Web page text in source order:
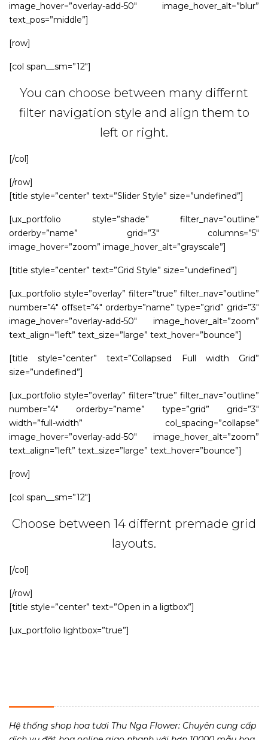
image_hover=”overlay-add-50″ image_hover_alt=”blur”
text_pos=”middle”]
[row]
[col span__sm=”12″]
You can choose between many differnt
filter navigation style and align them to
left or right.
[/col]
[/row]
[title style=”center” text=”Slider Style” size=”undefined”]
[ux_portfolio style=”shade” filter_nav=”outline”
orderby=”name” grid=”3″ columns=”5″
image_hover=”zoom” image_hover_alt=”grayscale”]
[title style=”center” text=”Grid Style” size=”undefined”]
[ux_portfolio style=”overlay” filter=”true” filter_nav=”outline”
number=”4″ offset=”4″ orderby=”name” type=”grid” grid=”3″
image_hover=”overlay-add-50″ image_hover_alt=”zoom”
text_align=”left” text_size=”large” text_hover=”bounce”]
[title style=”center” text=”Collapsed Full width Grid”
size=”undefined”]
[ux_portfolio style=”overlay” filter=”true” filter_nav=”outline”
number=”4″ orderby=”name” type=”grid” grid=”3″
width=”full-width” col_spacing=”collapse”
image_hover=”overlay-add-50″ image_hover_alt=”zoom”
text_align=”left” text_size=”large” text_hover=”bounce”]
[row]
[col span__sm=”12″]
Choose between 14 differnt premade grid
layouts.
[/col]
[/row]
[title style=”center” text=”Open in a ligtbox”]
[ux_portfolio lightbox=”true”]
Hệ thống shop hoa tươi Thu Nga Flower: Chuyên cung cấp